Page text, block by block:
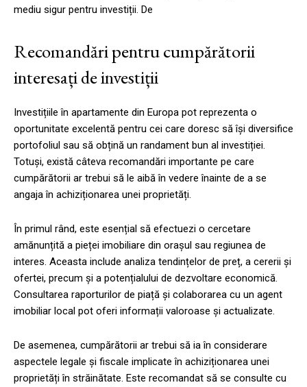
mediu sigur pentru investiții. De
Recomandări pentru cumpărătorii
interesați de investiții
Investițiile în apartamente din Europa pot reprezenta o
oportunitate excelentă pentru cei care doresc să își diversifice
portofoliul sau să obțină un randament bun al investiției.
Totuși, există câteva recomandări importante pe care
cumpărătorii ar trebui să le aibă în vedere înainte de a se
angaja în achiziționarea unei proprietăți.
În primul rând, este esențial să efectuezi o cercetare
amănunțită a pieței imobiliare din orașul sau regiunea de
interes. Aceasta include analiza tendințelor de preț, a cererii și
ofertei, precum și a potențialului de dezvoltare economică.
Consultarea raporturilor de piață și colaborarea cu un agent
imobiliar local pot oferi informații valoroase și actualizate.
De asemenea, cumpărătorii ar trebui să ia în considerare
aspectele legale și fiscale implicate în achiziționarea unei
proprietăți în străinătate. Este recomandat să se consulte cu